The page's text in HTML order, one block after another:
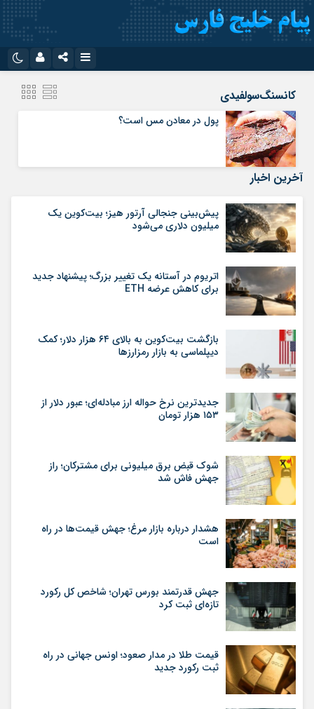
سروش
ایتا
آپارات
رمز عبور
کانسنگ‌سولفیدی
پول در معادن مس است؟
آخرین اخبار
پیش‌بینی جنجالی آرتور هیز؛ بیت‌کوین یک
میلیون دلاری می‌شود
اتریوم در آستانه یک تغییر بزرگ؛ پیشنهاد جدید
برای کاهش عرضه ETH
بازگشت بیت‌کوین به بالای ۶۴ هزار دلار؛ کمک
دیپلماسی به بازار رمزارزها
جدیدترین نرخ حواله ارز مبادله‌ای؛ عبور دلار از
۱۵۳ هزار تومان
شوک قبض برق میلیونی برای مشترکان؛ راز
جهش فاش شد
هشدار درباره بازار مرغ؛ جهش قیمت‌ها در راه
است
جهش قدرتمند بورس تهران؛ شاخص کل رکورد
تازه‌ای ثبت کرد
قیمت طلا در مدار صعود؛ اونس جهانی در راه
ثبت رکورد جدید